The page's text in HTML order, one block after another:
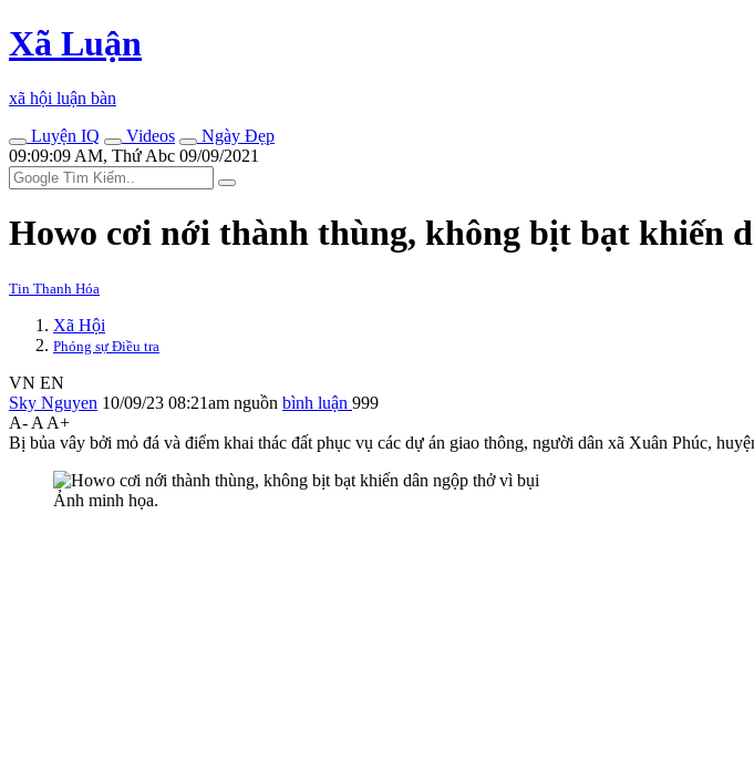
Xã Luận
xã hội luận bàn
Luyện IQ
Videos
Ngày Đẹp
09:09:09 AM, Thứ Abc 09/09/2021
Howo cơi nới thành thùng, không bịt bạt khiến
Tin Thanh Hóa
Xã Hội
Phóng sự Điều tra
VN EN
Sky Nguyen 10/09/23 08:21am nguồn bình luận 999
A- A A+
Bị bủa vây bởi mỏ đá và điểm khai thác đất phục vụ các dự án giao thông, người dân xã Xuân Phúc,
Ảnh minh họa.